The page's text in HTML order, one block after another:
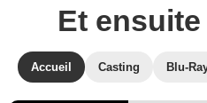
Et
Accueil Casting Blu-